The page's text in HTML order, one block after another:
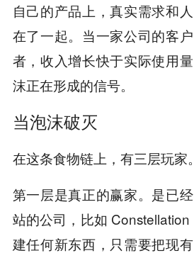
自己的产品上，真实需求和
在了一起。当一家公司的客
者，收入增长快于实际使用
沫正在形成的信号。
当泡沫破灭
在这条食物链上，有三层玩家。
第一层是真正的赢家。是已
站的公司，比如
建任何新东西，只需要把现